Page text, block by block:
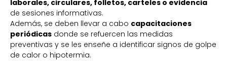
laborales, circulares, folletos, carteles o evidencia
de sesiones informativas.
Además, se deben llevar a cabo capacitaciones
periódicas donde se refuercen las medidas
preventivas y se les enseñe a identificar signos de golpe
de calor o hipotermia.